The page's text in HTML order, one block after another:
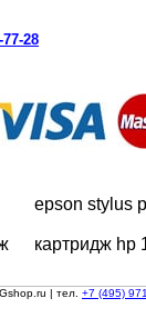
28
epson stylus
картридж hp
| тел. +7 (495)